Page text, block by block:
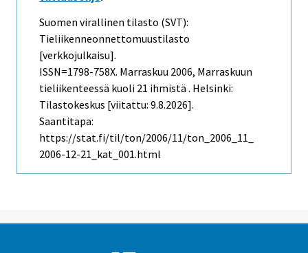
Suomen virallinen tilasto (SVT):
Tieliikenneonnettomuustilasto
[verkkojulkaisu].
ISSN=1798-758X. Marraskuu 2006, Marraskuun
tieliikenteessä kuoli 21 ihmistä . Helsinki:
Tilastokeskus [viitattu: 9.8.2026].
Saantitapa:
https://stat.fi/til/ton/2006/11/ton_2006_11_
2006-12-21_kat_001.html